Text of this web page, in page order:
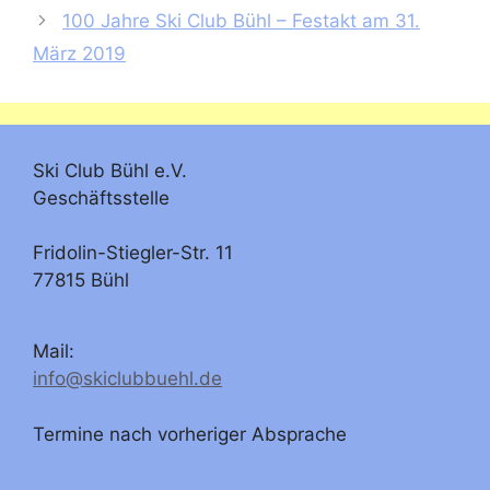
100 Jahre Ski Club Bühl – Festakt am 31.
März 2019
Ski Club Bühl e.V.
Geschäftsstelle
Fridolin-Stiegler-Str. 11
77815 Bühl
Mail:
info@skiclubbuehl.de
Termine nach vorheriger Absprache